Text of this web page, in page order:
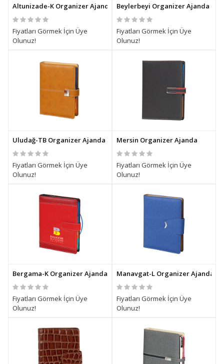
Altunizade-K Organizer Ajanda
Fiyatları Görmek İçin Üye
Olunuz!
Beylerbeyi Organizer Ajanda
Fiyatları Görmek İçin Üye
Olunuz!
Uludağ-TB Organizer Ajanda
Fiyatları Görmek İçin Üye
Olunuz!
Mersin Organizer Ajanda
Fiyatları Görmek İçin Üye
Olunuz!
Bergama-K Organizer Ajanda
Fiyatları Görmek İçin Üye
Olunuz!
Manavgat-L Organizer Ajanda
Fiyatları Görmek İçin Üye
Olunuz!